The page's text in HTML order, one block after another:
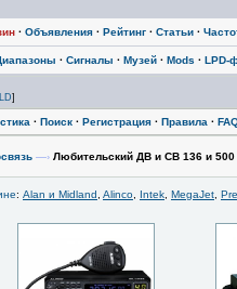
· Объявления · Рейтинг · Статьи ·
· Сигналы · Музей · Mods · LPD-
]
· Поиск · Регистрация · Правила ·
—› Любительский ДВ и СВ 136 и 500
: Alan и Midland Alinco Intek MegaJet